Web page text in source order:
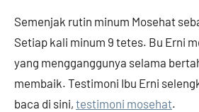
Semenjak rutin minum Mosehat
Setiap kali minum 9 tetes. Bu Erni
yang mengganggunya selama
membaik. Testimoni Ibu Erni
baca di sini, testimoni mosehat.